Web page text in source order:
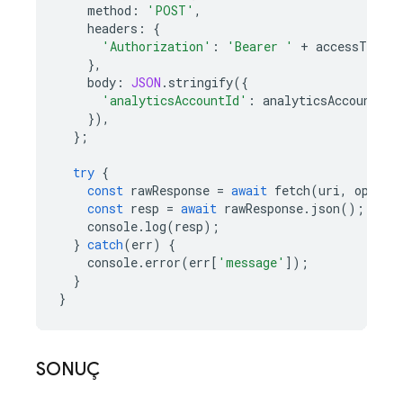
method : 'POST' ,
headers :
{
'Authorization' : 'Bearer ' + accessToken
},
body : JSON . stringify({
'analyticsAccountId' : analyticsAccountId
}),
};
try {
const rawResponse = await fetch(uri,
const resp = await rawResponse. json();
console. log(resp);
} catch(err)
{
console. error(err[ 'message' ]);
}
}
SONUÇ